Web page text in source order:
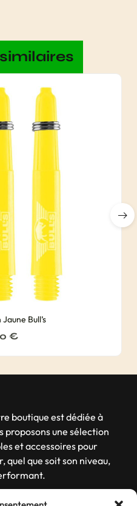
Bull’s
€
boutique est dédiée à
proposons une sélection
et accessoires pour
quel que soit son niveau,